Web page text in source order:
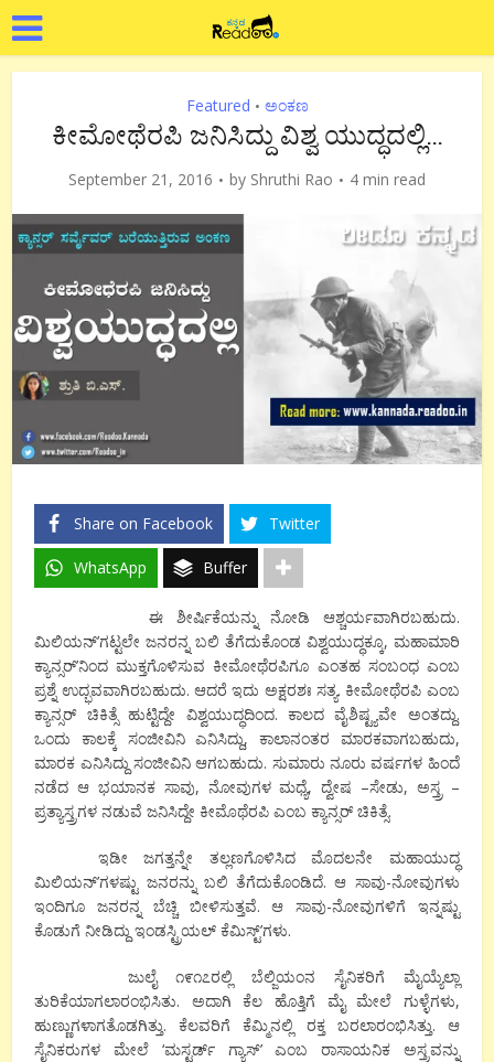
Featured • ಅಂಕಣ
ಕೀಮೋಥೆರಪಿ ಜನಿಸಿದ್ದು ವಿಶ್ವ ಯುದ್ಧದಲ್ಲಿ…
September 21, 2016 by Shruthi Rao 4 min read
Share on Facebook Twitter
WhatsApp Buffer
ಈ ಶೀರ್ಷಿಕೆಯನ್ನು ನೋಡಿ ಆಶ್ಚರ್ಯವಾಗಿರಬಹುದು.
ಮಿಲಿಯನ್’ಗಟ್ಟಲೇ ಜನರನ್ನ ಬಲಿ ತೆಗೆದುಕೊಂಡ ವಿಶ್ವಯುದ್ಧಕ್ಕೂ, ಮಹಾಮಾರಿ
ಕ್ಯಾನ್ಸರ್’ನಿಂದ ಮುಕ್ತಗೊಳಿಸುವ ಕೀಮೋಥೆರಪಿಗೂ ಎಂತಹ ಸಂಬಂಧ ಎಂಬ
ಪ್ರಶ್ನೆ ಉದ್ಭವವಾಗಿರಬಹುದು. ಆದರೆ ಇದು ಅಕ್ಷರಶಃ ಸತ್ಯ. ಕೀಮೋಥೆರಪಿ ಎಂಬ
ಕ್ಯಾನ್ಸರ್ ಚಿಕಿತ್ಸೆ ಹುಟ್ಟಿದ್ದೇ ವಿಶ್ವಯುದ್ಧದಿಂದ. ಕಾಲದ ವೈಶಿಷ್ಟ್ಯವೇ ಅಂತದ್ದು.
ಒಂದು ಕಾಲಕ್ಕೆ ಸಂಜೀವಿನಿ ಎನಿಸಿದ್ದು, ಕಾಲಾನಂತರ ಮಾರಕವಾಗಬಹುದು,
ಮಾರಕ ಎನಿಸಿದ್ದು ಸಂಜೀವಿನಿ ಆಗಬಹುದು. ಸುಮಾರು ನೂರು ವರ್ಷಗಳ ಹಿಂದೆ
ನಡೆದ ಆ ಭಯಾನಕ ಸಾವು, ನೋವುಗಳ ಮಧ್ಯೆ, ದ್ವೇಷ –ಸೇಡು, ಅಸ್ತ್ರ –
ಪ್ರತ್ಯಾಸ್ತ್ರಗಳ ನಡುವೆ ಜನಿಸಿದ್ದೇ ಕೀಮೊಥೆರಪಿ ಎಂಬ ಕ್ಯಾನ್ಸರ್ ಚಿಕಿತ್ಸೆ.
ಇಡೀ ಜಗತ್ತನ್ನೇ ತಲ್ಲಣಗೊಳಿಸಿದ ಮೊದಲನೇ ಮಹಾಯುದ್ಧ
ಮಿಲಿಯನ್’ಗಳಷ್ಟು ಜನರನ್ನು ಬಲಿ ತೆಗೆದುಕೊಂಡಿದೆ. ಆ ಸಾವು-ನೋವುಗಳು
ಇಂದಿಗೂ ಜನರನ್ನ ಬೆಚ್ಚಿ ಬೀಳಿಸುತ್ತವೆ. ಆ ಸಾವು-ನೋವುಗಳಿಗೆ ಇನ್ನಷ್ಟು
ಕೊಡುಗೆ ನೀಡಿದ್ದು ಇಂಡಸ್ಟ್ರಿಯಲ್ ಕೆಮಿಸ್ಟ್’ಗಳು.
ಜುಲೈ ೧೯೧೭ರಲ್ಲಿ ಬೆಲ್ಜಿಯಂನ ಸೈನಿಕರಿಗೆ ಮೈಯ್ಯೆಲ್ಲಾ
ತುರಿಕೆಯಾಗಲಾರಂಭಿಸಿತು. ಅದಾಗಿ ಕೆಲ ಹೊತ್ತಿಗೆ ಮೈ ಮೇಲೆ ಗುಳ್ಳೆಗಳು,
ಹುಣ್ಣುಗಳಾಗತೊಡಗಿತ್ತು. ಕೆಲವರಿಗೆ ಕೆಮ್ಮಿನಲ್ಲಿ ರಕ್ತ ಬರಲಾರಂಭಿಸಿತ್ತು. ಆ
ಸೈನಿಕರುಗಳ ಮೇಲೆ ‘ಮಸ್ಟರ್ಡ್ ಗ್ಯಾಸ್’ ಎಂಬ ರಾಸಾಯನಿಕ ಅಸ್ತ್ರವನ್ನು